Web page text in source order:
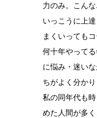
力のみ。こん
いっこうに上
まくいっても
何十年やって
に悩み・迷い
ちがよく分かり
私の同年代も
めた人間が多